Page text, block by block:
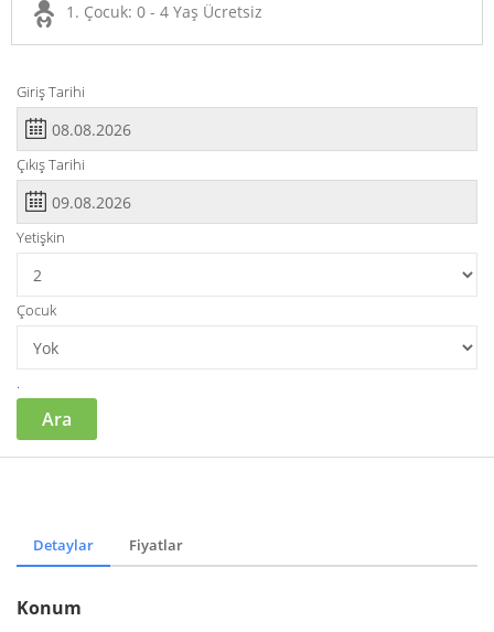
1. Çocuk: 0 - 4 Yaş Ücretsiz
Giriş Tarihi
Çıkış Tarihi
Yetişkin
Çocuk
.
Ara
Detaylar Fiyatlar
Konum